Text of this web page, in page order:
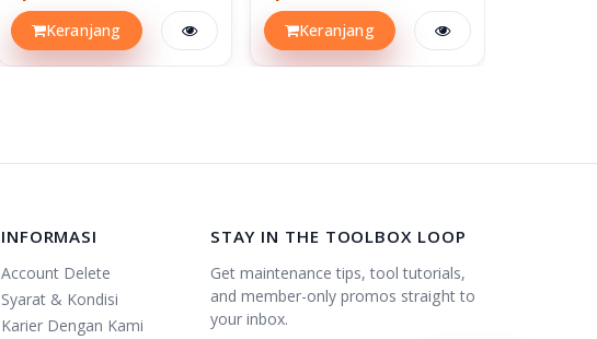
Keranjang Keranjang
INFORMASI
Account Delete
Syarat & Kondisi
Karier Dengan Kami
STAY IN THE TOOLBOX LOOP
Get maintenance tips, tool tutorials,
and member-only promos straight to
your inbox.